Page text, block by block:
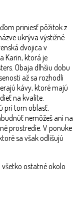
priniesť pôžitok z
ukrýva výstižné
dvojica v
Karin, ktorá je
Obaja dlhšiu dobu
až sa rozhodli
kávy, ktoré majú
na kvalite.
pri tom oblasť,
nemôžeš ani na
prostredie. V ponuke
sa však odlišujú
všetko ostatné okolo